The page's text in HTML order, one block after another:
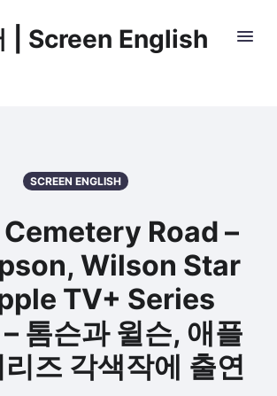
| Screen English
SCREEN ENGLISH
Road –
Wilson Star
TV+ Series
톰슨과 윌슨, 애플
즈 각색작에 출연